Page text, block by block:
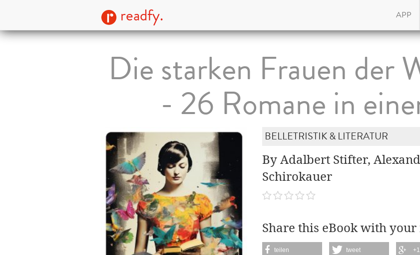
readfy. APP
Die starken Frauen der
- 26 Romane in
BELLETRISTIK & LITERATUR
By Adalbert Stifter,
Schirokauer
Share this eBook with
teilen tweet +1